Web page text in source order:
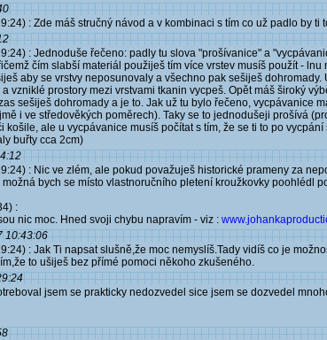
: Zde máš stručný návod a v kombinaci s tím co už padlo by ti
: Jednoduše řečeno: padly tu slova "prošívanice" a
čím slabší materiál použiješ tím více vrstev musíš použít -
aby se vrstvy neposunovaly a všechno pak sešiješ
vzniklé prostory mezi vrstvami tkanin vycpeš. Opět máš široký
sešiješ dohromady a je to. Jak už tu bylo řečeno, vycpávanice
i ve středověkých poměrech). Taky se to jednodušeji prošívá
košile, ale u vycpávanice musíš počítat s tím, že se ti to po
buřty cca 2cm)
: Nic ve zlém, ale pokud považuješ historické prameny za
bych se místo vlastnoručního pletení kroužkovky poohlédl
:
nic moc. Hned svoji chybu napravím - viz :
10:43:06
: Jak Ti napsat slušně,že moc nemyslíš.Tady vidíš co je
to ušiješ bez přímé pomoci někoho zkušeného.
jsem se prakticky nedozvedel sice jsem se dozvedel